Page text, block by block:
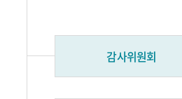
감사위원회